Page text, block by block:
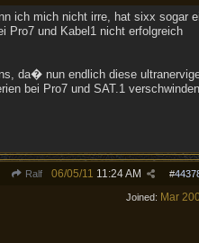
ich mich nicht irre, hat sixx sogar
Pro7 und Kabel1 nicht erfolgreich
da� nun endlich diese
bei Pro7 und SAT.1
Ralf #
06/05/11 11:24 AM
Joined: Mar